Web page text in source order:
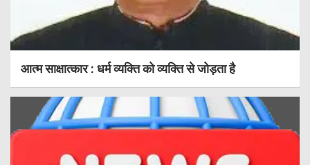
आत्म साक्षात्कार : धर्म व्यक्ति को व्यक्ति से जोड़ता है